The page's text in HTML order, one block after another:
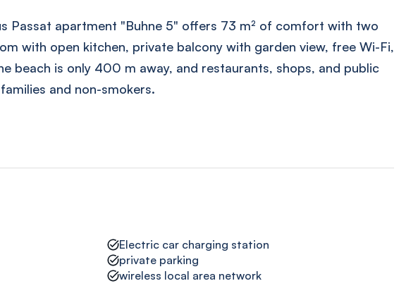
Passat apartment "Buhne 5" offers 73 m² of comfort with two
with open kitchen, private balcony with garden view, free Wi-Fi,
beach is only 400 m away, and restaurants, shops, and public
and non-smokers.
Electric car charging station
private parking
wireless local area network